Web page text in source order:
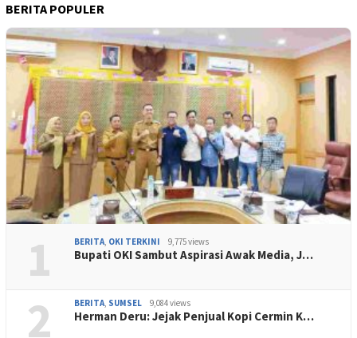
BERITA POPULER
1 BERITA, OKI TERKINI 9,775 views
Bupati OKI Sambut Aspirasi Awak Media, J…
2 BERITA, SUMSEL 9,084 views
Herman Deru: Jejak Penjual Kopi Cermin K…